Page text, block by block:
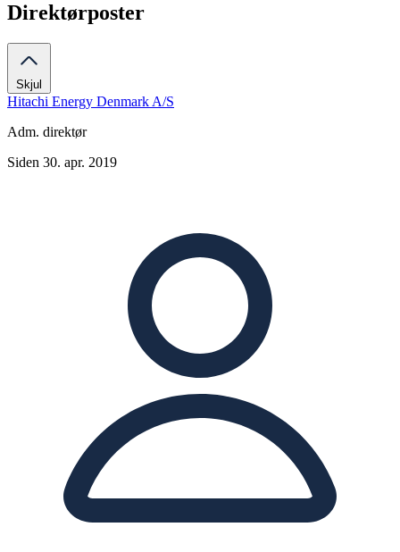
Direktørposter
Skjul
Hitachi Energy Denmark A/S
Adm. direktør
Siden 30. apr. 2019